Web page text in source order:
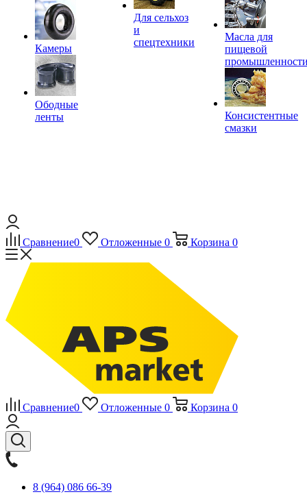
Камеры
Ободные
ленты
Для сельхоз
и
спецтехники
Масла для
пищевой
Консистентные
смазки
Сравнение0 Отложенные 0 Корзина 0
Сравнение0 Отложенные 0 Корзина 0
8 (964) 086 66-39